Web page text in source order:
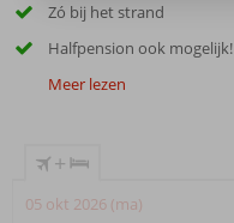
Zó bij het strand
Halfpension ook mogelijk!
Meer lezen
+
05 okt 2026 (ma)